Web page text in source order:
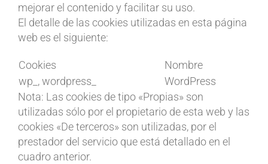
mejorar el contenido y facilitar su uso.
El detalle de las cookies utilizadas en esta página
web es el siguiente:
Cookies
Nombre
wp_, wordpress_
WordPress
Nota: Las cookies de tipo «Propias» son
utilizadas sólo por el propietario de esta web y las
cookies «De terceros» son utilizadas, por el
prestador del servicio que está detallado en el
cuadro anterior.